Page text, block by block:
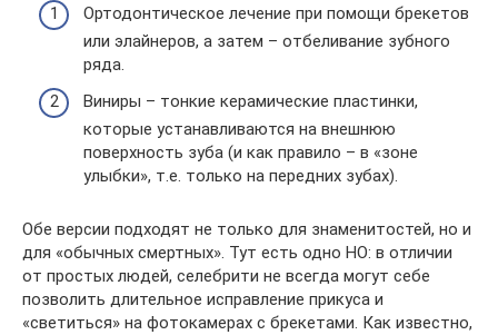
Ортодонтическое лечение при помощи брекетов
или элайнеров, а затем – отбеливание зубного
ряда.
Виниры – тонкие керамические пластинки,
которые устанавливаются на внешнюю
поверхность зуба (и как правило – в «зоне
улыбки», т.е. только на передних зубах).
Обе версии подходят не только для знаменитостей, но и
для «обычных смертных». Тут есть одно НО: в отличии
от простых людей, селебрити не всегда могут себе
позволить длительное исправление прикуса и
«светиться» на фотокамерах с брекетами. Как известно,